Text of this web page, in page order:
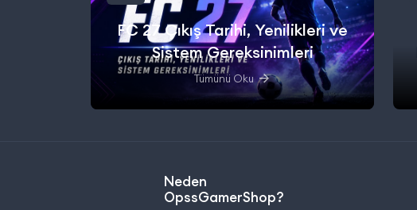
FC 27 Çıkış Tarihi, Yenilikleri ve
Sistem Gereksinimleri
Tümünü Oku
Neden
OpssGamerShop?